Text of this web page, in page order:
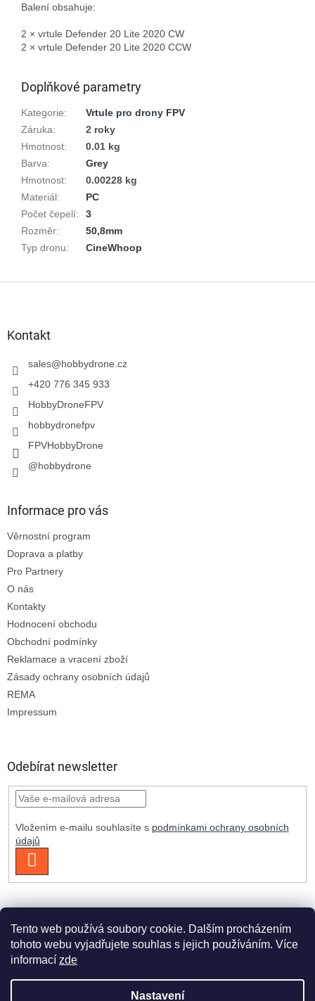
Tento web používá soubory cookie. Dalším procházením
tohoto webu vyjadřujete souhlas s jejich používáním. Více
informací zde
Nastavení
Balení obsahuje:
2 × vrtule Defender 20 Lite 2020 CW
2 × vrtule Defender 20 Lite 2020 CCW
Doplňkové parametry
Kategorie:
Vrtule pro drony FPV
Záruka:
2 roky
Hmotnost:
0.01 kg
Barva:
Grey
Hmotnost:
0.00228 kg
Materiál:
PC
Počet čepelí:
3
Rozměr:
50,8mm
Typ dronu: CineWhoop
Kontakt
sales@hobbydrone.cz
+420 776 345 933
HobbyDroneFPV
hobbydronefpv
FPVHobbyDrone
@hobbydrone
Informace pro vás
Věrnostní program
Doprava a platby
Pro Partnery
O nás
Kontakty
Hodnocení obchodu
Obchodní podmínky
Reklamace a vracení zboží
Zásady ochrany osobních údajů
REMA
Impressum
Odebírat newsletter
Vložením e-mailu souhlasíte s podmínkami ochrany osobních
údajů
SE